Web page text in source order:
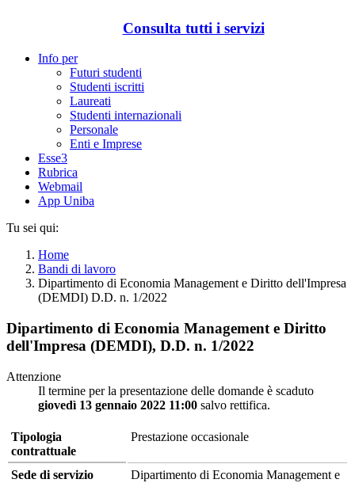
Consulta tutti i servizi
Info per
Futuri studenti
Studenti iscritti
Laureati
Studenti internazionali
Personale
Enti e Imprese
Esse3
Rubrica
Webmail
App Uniba
Tu sei qui:
Home
Bandi di lavoro
Dipartimento di Economia Management e Diritto dell'Impresa
(DEMDI) D.D. n. 1/2022
Dipartimento di Economia Management e Diritto
dell'Impresa (DEMDI), D.D. n. 1/2022
Attenzione
Il termine per la presentazione delle domande è scaduto
giovedì 13 gennaio 2022 11:00 salvo rettifica.
Tipologia
contrattuale
Prestazione occasionale
Sede di servizio
Dipartimento di Economia Management e